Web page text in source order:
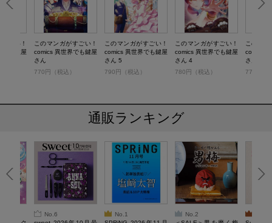
ごい！
でも鍵屋
このマンガがすごい！
comics 異世界でも鍵屋
さん
770円（税込）
このマンガがすごい！
comics 異世界でも鍵屋
さん 5
790円（税込）
このマンガがすごい！
comics 異世界でも鍵屋
さん 4
780円（税込）
このマ
comics
さん3
770円（
通販ランキング
No.6
No.1
No.2